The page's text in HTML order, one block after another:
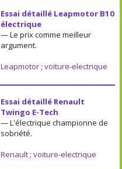
Essai détaillé Leapmotor B10
électrique
— Le prix comme meilleur
argument.
Leapmotor; voiture-electrique
Essai détaillé Renault
Twingo E-Tech
— L'électrique championne de
sobriété.
Renault; voiture-electrique